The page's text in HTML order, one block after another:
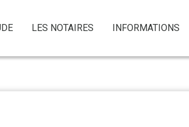
LES NOTAIRES INFORMATIONS